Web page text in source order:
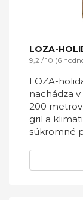
LOZA-
9,2 / 10 (6
LOZA-
nachádza
200
gril a
súkromné